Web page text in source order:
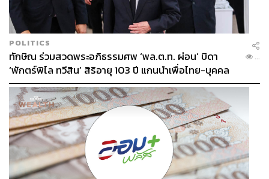
POLITICS
ทักษิณ ร่วมสวดพระอภิธรรมศพ ‘พล.ต.ท. ผ่อน’ บิดา
‘พักตร์พิไล ทวีสิน’ สิริอายุ 103 ปี แกนนำเพื่อไทย-บุคคล
หลากวงการร่วมอาลัย
...